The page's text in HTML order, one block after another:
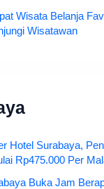
Wisata Belanja
Wisatawan
Hotel Surabaya,
Rp475.000 Per
Buka Jam